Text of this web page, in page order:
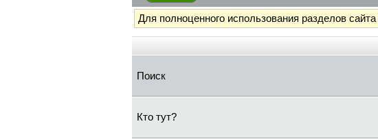
Для полноценного использования разделов сайта
Поиск
Кто тут?